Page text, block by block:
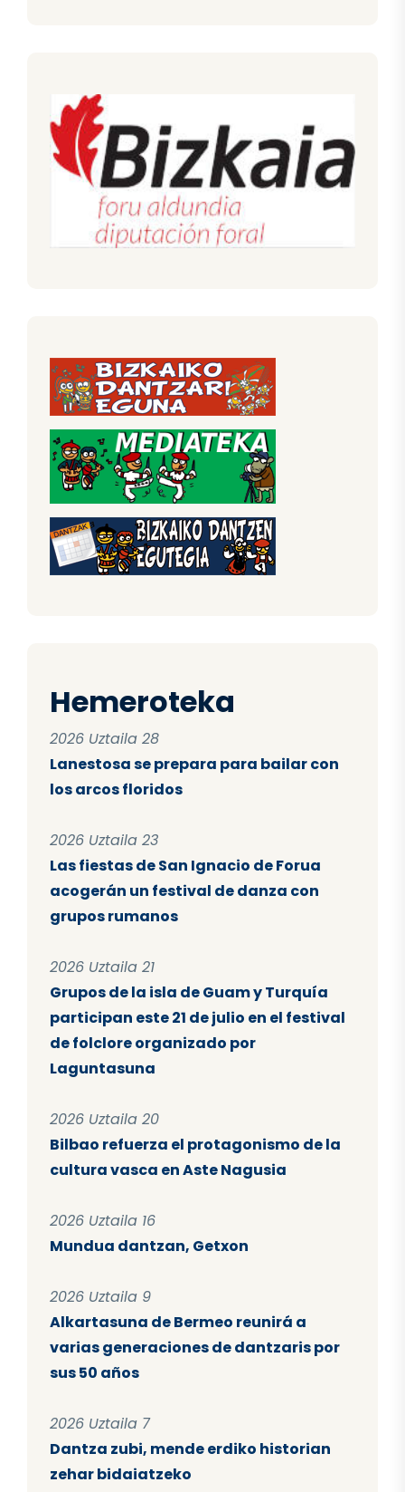
Hemeroteka
2026 Uztaila 28
Lanestosa se prepara para bailar con
los arcos floridos
2026 Uztaila 23
Las fiestas de San Ignacio de Forua
acogerán un festival de danza con
grupos rumanos
2026 Uztaila 21
Grupos de la isla de Guam y Turquía
participan este 21 de julio en el festival
de folclore organizado por
Laguntasuna
2026 Uztaila 20
Bilbao refuerza el protagonismo de la
cultura vasca en Aste Nagusia
2026 Uztaila 16
Mundua dantzan, Getxon
2026 Uztaila 9
Alkartasuna de Bermeo reunirá a
varias generaciones de dantzaris por
sus 50 años
2026 Uztaila 7
Dantza zubi, mende erdiko historian
zehar bidaiatzeko